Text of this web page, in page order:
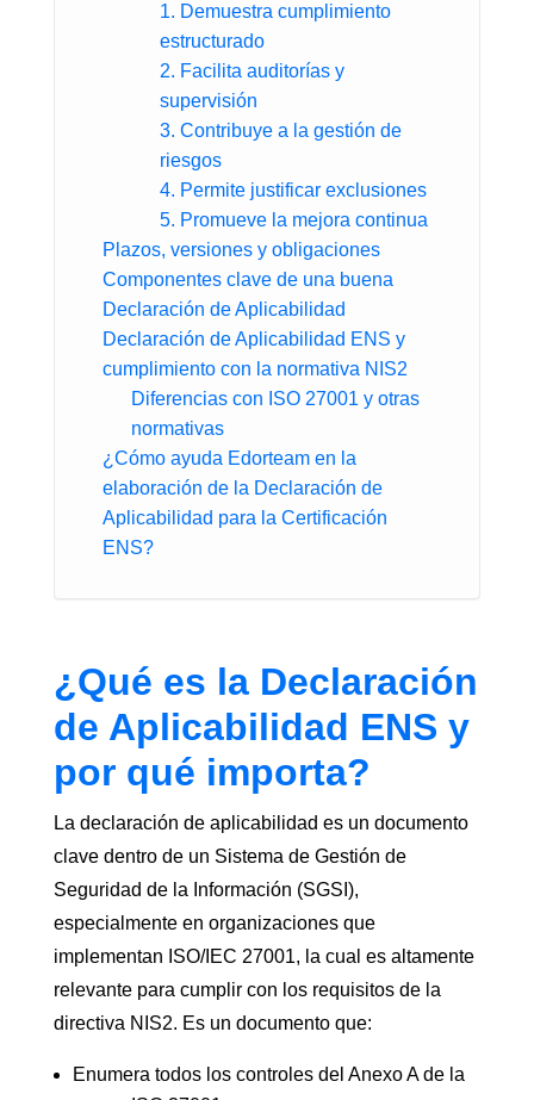
1. Demuestra cumplimiento
estructurado
2. Facilita auditorías y
supervisión
3. Contribuye a la gestión de
riesgos
4. Permite justificar exclusiones
5. Promueve la mejora continua
Plazos, versiones y obligaciones
Componentes clave de una buena
Declaración de Aplicabilidad
Declaración de Aplicabilidad ENS y
cumplimiento con la normativa NIS2
Diferencias con ISO 27001 y otras
normativas
¿Cómo ayuda Edorteam en la
elaboración de la Declaración de
Aplicabilidad para la Certificación
ENS?
¿Qué es la Declaración
de Aplicabilidad ENS y
por qué importa?
La declaración de aplicabilidad es un documento
clave dentro de un Sistema de Gestión de
Seguridad de la Información (SGSI),
especialmente en organizaciones que
implementan ISO/IEC 27001, la cual es altamente
relevante para cumplir con los requisitos de la
directiva NIS2. Es un documento que:
Enumera todos los controles del Anexo A de la